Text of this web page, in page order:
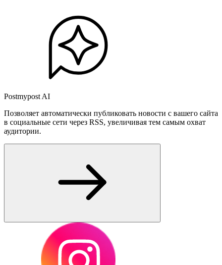
Postmypost AI
Позволяет автоматически публиковать новости с вашего сайта
в социальные сети через RSS, увеличивая тем самым охват
аудитории.